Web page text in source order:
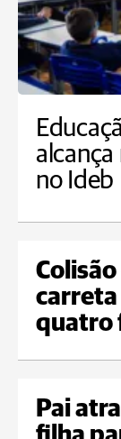
no Ideb
carreta
quatro
Pai